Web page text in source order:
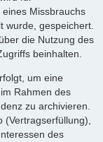
Missbrauchs
wurde, gespeichert.
die Nutzung des
beinhalten.
um eine
Rahmen des
zu archivieren.
(Vertragserfüllung),
des